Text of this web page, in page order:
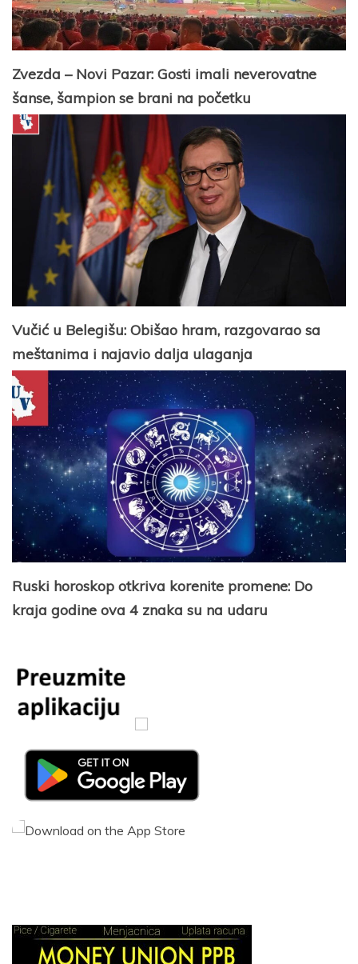
Zvezda – Novi Pazar: Gosti imali neverovatne
šanse, šampion se brani na početku
Vučić u Belegišu: Obišao hram, razgovarao sa
meštanima i najavio dalja ulaganja
Ruski horoskop otkriva korenite promene: Do
kraja godine ova 4 znaka su na udaru